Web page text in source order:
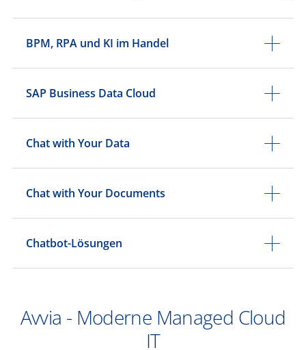
BPM, RPA und KI im Handel
SAP Business Data Cloud
Chat with Your Data
Chat with Your Documents
Chatbot-Lösungen
Avvia - Moderne Managed Cloud
IT